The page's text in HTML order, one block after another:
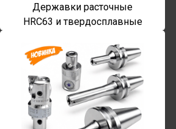
Державки расточные
HRC63 и твердосплавные